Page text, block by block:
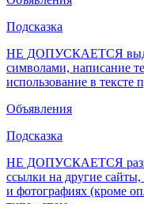
Подсказка
НЕ ДОПУСКАЕТСЯ
символами,
использование в тексте
Объявления
Подсказка
НЕ ДОПУСКАЕТСЯ
ссылки на другие
и фотографиях (кроме